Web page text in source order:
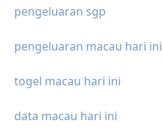
pengeluaran sgp
pengeluaran macau hari ini
togel macau hari ini
data macau hari ini